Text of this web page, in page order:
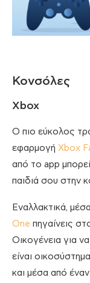
Κονσόλες
Xbox
Ο πιο εύκολος
εφαρμογή Xbox
από το app
παιδιά σου στην
Εναλλακτικά,
One πηγαίνεις
Οικογένεια για
είναι
και μέσα από